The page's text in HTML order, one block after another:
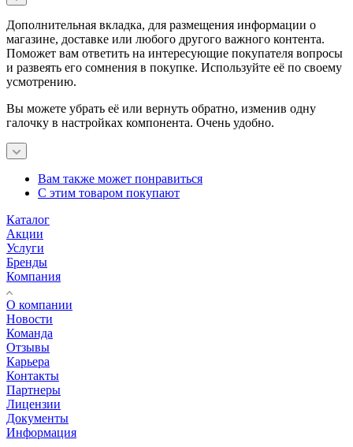
Дополнительная вкладка, для размещения информации о
магазине, доставке или любого другого важного контента.
Поможет вам ответить на интересующие покупателя вопросы
и развеять его сомнения в покупке. Используйте её по своему
усмотрению.
Вы можете убрать её или вернуть обратно, изменив одну
галочку в настройках компонента. Очень удобно.
Вам также может понравиться
С этим товаром покупают
Каталог
Акции
Услуги
Бренды
Компания
О компании
Новости
Команда
Отзывы
Карьера
Контакты
Партнеры
Лицензии
Документы
Информация